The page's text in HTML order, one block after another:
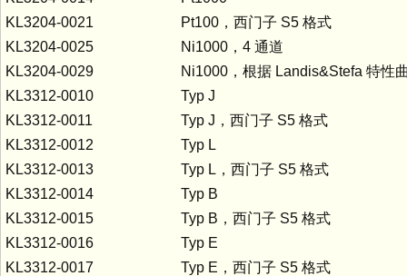
KL3204-0021
Pt100，西门子 S5 格式
KL3204-0025
Ni1000，4 通道
KL3204-0029
Ni1000，根据 Landis&Stefa 特性
KL3312-0010
Typ J
KL3312-0011
Typ J，西门子 S5 格式
KL3312-0012
Typ L
KL3312-0013
Typ L，西门子 S5 格式
KL3312-0014
Typ B
KL3312-0015
Typ B，西门子 S5 格式
KL3312-0016
Typ E
KL3312-0017
Typ E，西门子 S5 格式